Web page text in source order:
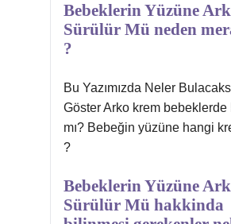
Bebeklerin Yüzüne
Sürülür Mü neden
?
Bu Yazımızda Neler
Göster Arko krem bebeklerde
mı? Bebeğin yüzüne hangi
?
Bebeklerin Yüzüne
Sürülür Mü hakkinda